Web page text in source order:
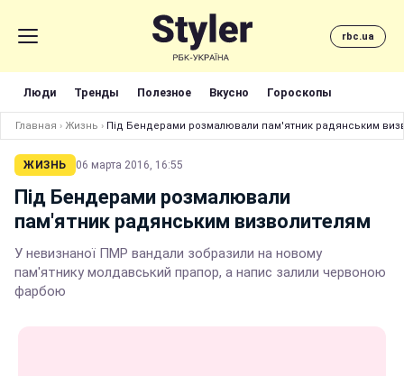
rbc.ua
Люди Тренды Полезное Вкусно Гороскопы
Главная › Жизнь › Під Бендерами розмалювали пам'ятник радянським
ЖИЗНЬ 06 марта 2016, 16:55
Під Бендерами розмалювали
пам'ятник радянським визволителям
У невизнаної ПМР вандали зобразили на новому
пам'ятнику молдавський прапор, а напис залили червоною
фарбою